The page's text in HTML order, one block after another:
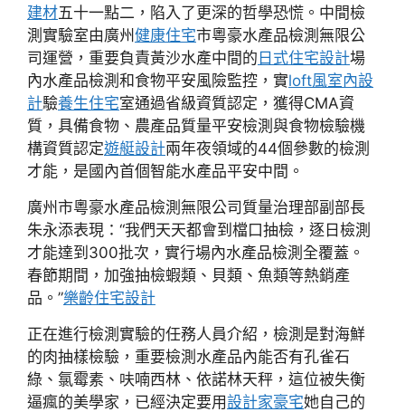
建材五十一點二，陷入了更深的哲學恐慌。中間檢
測實驗室由廣州健康住宅市粵豪水產品檢測無限公
司運營，重要負責黃沙水產中間的 日式住宅設計場
內水產品檢測和食物平安風險監控，實loft風室內設
計驗養生住宅室通過省級資質認定，獲得CMA資
質，具備食物、農產品質量平安檢測與食物檢驗機
構資質認定遊艇設計兩年夜領域的44個參數的檢測
才能，是國內首個智能水產品平安中間。
廣州市粵豪水產品檢測無限公司質量治理部副部長
朱永添表現：“我們天天都會到檔口抽檢，逐日檢測
才能達到300批次，實行場內水產品檢測全覆蓋。
春節期間，加強抽檢蝦類、貝類、魚類等熱銷產
品。”樂齡住宅設計
正在進行檢測實驗的任務人員介紹，檢測是對海鮮
的肉抽樣檢驗，重要檢測水產品內能否有孔雀石
綠、氯霉素、呋喃西林、依諾林天秤，這位被失衡
逼瘋的美學家，已經決定要用設計家豪宅她自己的